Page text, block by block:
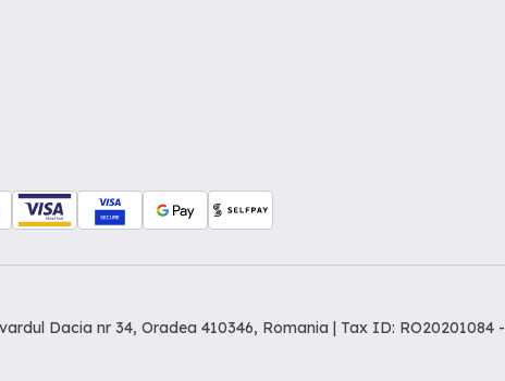
Dacia nr 34, Oradea 410346, Romania | Tax ID: RO20201084 -